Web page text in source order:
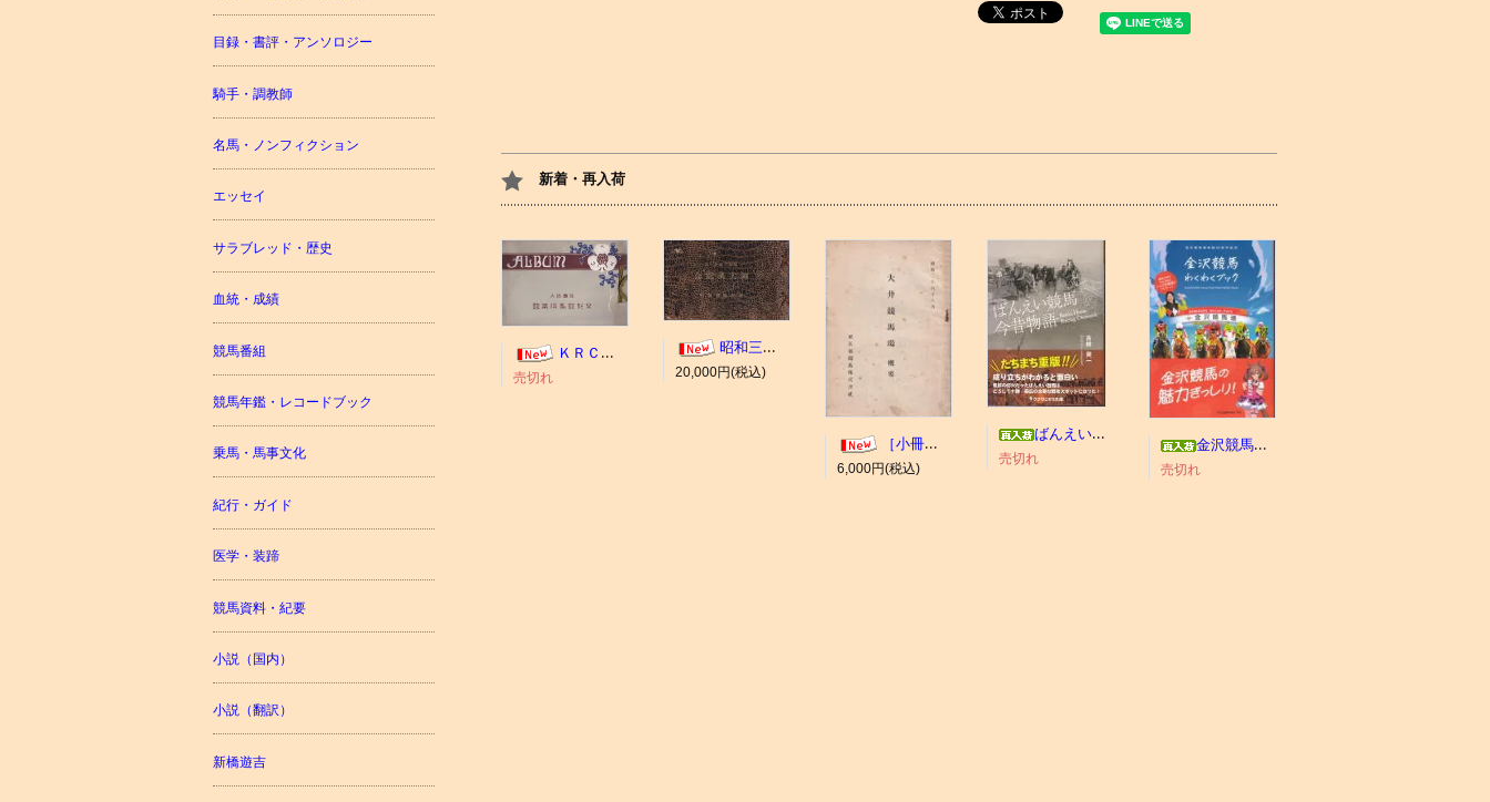
新着・再入荷
ＫＲＣ ＡＬＢＵＭ（京都競馬場写真帖）
売切れ
昭和三年十一月 御大典記念
20,000円(税込)
［小冊子］大井競馬場 概要
6,000円(税込)
ばんえい競馬今昔物語
売切れ
金沢競馬わくわくブック
売切れ
目録・書評・アンソロジー
騎手・調教師
名馬・ノンフィクション
エッセイ
サラブレッド・歴史
血統・成績
競馬番組
競馬年鑑・レコードブック
乗馬・馬事文化
紀行・ガイド
医学・装蹄
競馬資料・紀要
小説（国内）
小説（翻訳）
新橋遊吉